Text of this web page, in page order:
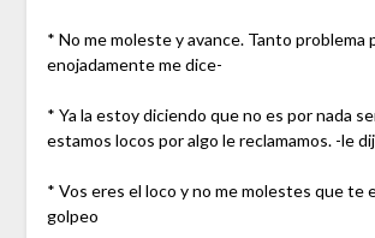
* No me moleste y avance. Tanto problema
enojadamente me dice-
* Ya la estoy diciendo que no es por nada
estamos locos por algo le reclamamos. -le
* Vos eres el loco y no me molestes que te
golpeo